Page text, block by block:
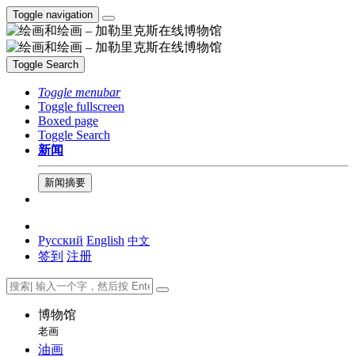
Toggle navigation
Toggle Search
Toggle menubar
Toggle fullscreen
Boxed page
Toggle Search
新闻
新闻摘要
Русский English 中文
签到 注册
博物馆
老画
油画